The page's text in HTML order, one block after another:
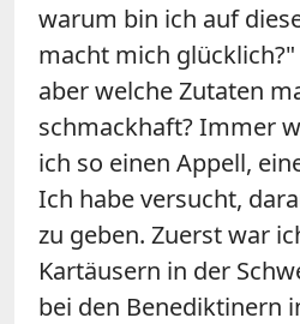
warum bin ich auf
macht mich
aber welche Zutaten
schmackhaft? Immer
ich so einen Appell,
Ich habe versucht,
zu geben. Zuerst war
Kartäusern in der
bei den Benediktinern